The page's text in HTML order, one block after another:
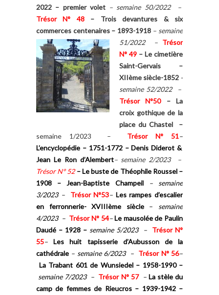
2022 – premier volet – semaine 50/2022 –
Trésor N° 48– Trois devantures & six
commerces centenaires – 1893-1918 – semaine
51/2022 – Trésor
N° 49 – Le cimetière
Saint-Gervais –
XIIème siècle-1852 -
semaine 52/2022 –
Trésor N°50–La
croix gothique de la
place du Chastel –
semaine 1/2023 – Trésor N° 51–
L’encyclopédie – 1751-1772 – Denis Diderot &
Jean Le Ron d’Alembert– semaine 2/2023 –
Trésor N° 52 – Le buste de Théophile Roussel –
1908 – Jean-Baptiste Champeil– semaine
3/2023 – Trésor N°53– Les rampes d’escalier
en ferronnerie- XVIIIème siècle– semaine
4/2023 – Trésor N° 54–Le mausolée de Paulin
Daudé – 1928 – semaine 5/2023 – Trésor N°
55–Les huit tapisserie d’Aubusson de la
cathédrale – semaine 6/2023 – Trésor N° 56–
La Trabant 601 de Wunsiedel – 1958-1990 –
semaine 7/2023 – Trésor N° 57 – La stèle du
camp de femmes de Rieucros – 1939-1942 –